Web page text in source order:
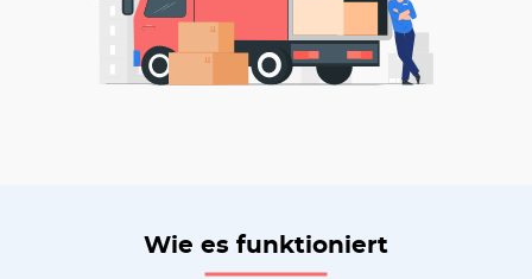
Wie es funktioniert